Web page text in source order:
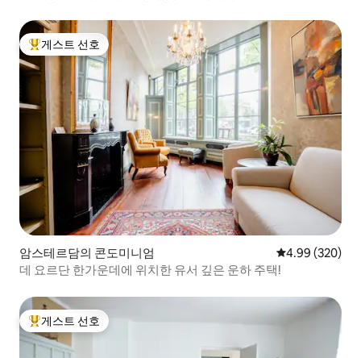
상위 게스트 선호
게스트 선호
암스테르담의 콘도미니엄 평점 4.99점(5
4.99 (320)
데 요르단 한가운데에 위치한 유서 깊은 운하 주택!
상위 게스트 선호
게스트 선호